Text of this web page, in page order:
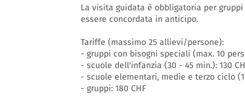
La visita guidata è obbligatoria per
essere concordata in anticipo.
Tariffe (massimo 25 allievi/persone):
- gruppi con bisogni speciali (max. 10
- scuole dell'infanzia (30 - 45 min.): 130
- scuole elementari, medie e terzo ciclo
- gruppi: 180 CHF